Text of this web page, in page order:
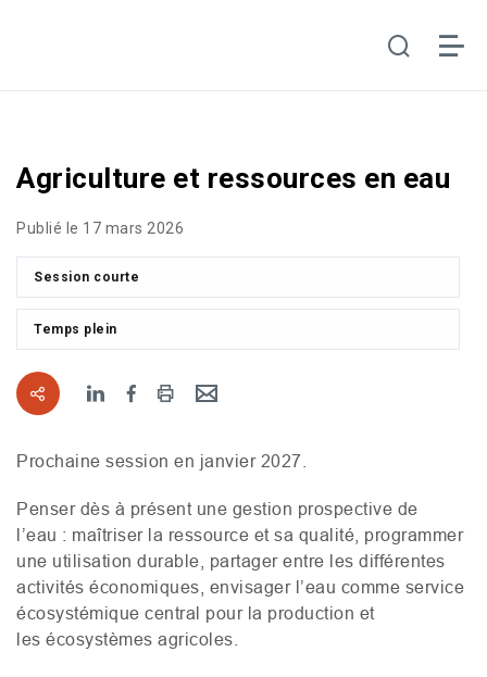
Agriculture et ressources en eau
Publié le 17 mars 2026
Session courte
Temps plein
Prochaine session en janvier 2027.
Penser dès à présent une gestion prospective de
l’eau : maîtriser la ressource et sa qualité, programmer
une utilisation durable, partager entre les différentes
activités économiques, envisager l’eau comme service
écosystémique central pour la production et
les écosystèmes agricoles.